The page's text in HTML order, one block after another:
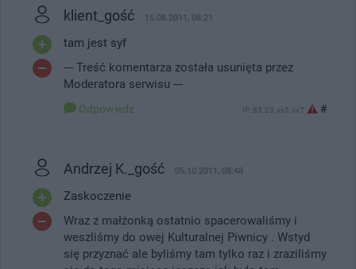
klient_gość 15.08.2011, 08:21
tam jest syf
--- Treść komentarza została usunięta przez
Moderatora serwisu ---
Odpowiedz IP: 83.23.xx5.xx7 #
Andrzej K._gość 05.10.2011, 08:48
Zaskoczenie
Wraz z małżonką ostatnio spacerowaliśmy i
weszliśmy do owej Kulturalnej Piwnicy . Wstyd
się przyznać ale byliśmy tam tylko raz i zraziliśmy